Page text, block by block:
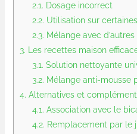
2.1. Dosage incorrect
2.2. Utilisation sur
2.3. Mélange avec
3. Les recettes maison
3.1. Solution nettoyante
3.2. Mélange anti-mousse
4. Alternatives et
4.1. Association avec le
4.2. Remplacement par le